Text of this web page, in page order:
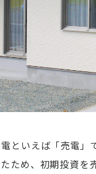
といえば「売電
ため、初期投資を